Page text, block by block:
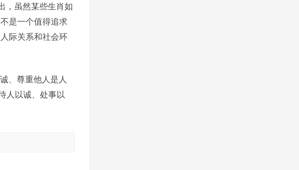
，虽然某些生肖如
是一个值得追求
际关系和社会环
、尊重他人是人
人以诚、处事以